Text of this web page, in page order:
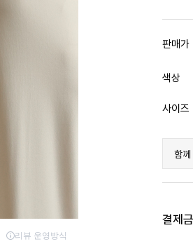
판매가
색상
사이즈
함께
결제